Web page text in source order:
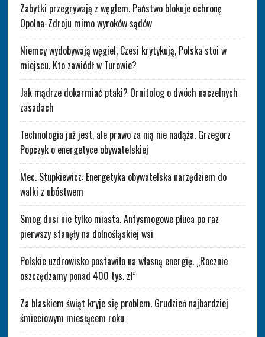
Zabytki przegrywają z węglem. Państwo blokuje ochronę
Opolna-Zdroju mimo wyroków sądów
Niemcy wydobywają węgiel, Czesi krytykują, Polska stoi w
miejscu. Kto zawiódł w Turowie?
Jak mądrze dokarmiać ptaki? Ornitolog o dwóch naczelnych
zasadach
Technologia już jest, ale prawo za nią nie nadąża. Grzegorz
Popczyk o energetyce obywatelskiej
Mec. Stupkiewicz: Energetyka obywatelska narzędziem do
walki z ubóstwem
Smog dusi nie tylko miasta. Antysmogowe płuca po raz
pierwszy stanęły na dolnośląskiej wsi
Polskie uzdrowisko postawiło na własną energię. „Rocznie
oszczędzamy ponad 400 tys. zł”
Za blaskiem świąt kryje się problem. Grudzień najbardziej
śmieciowym miesiącem roku